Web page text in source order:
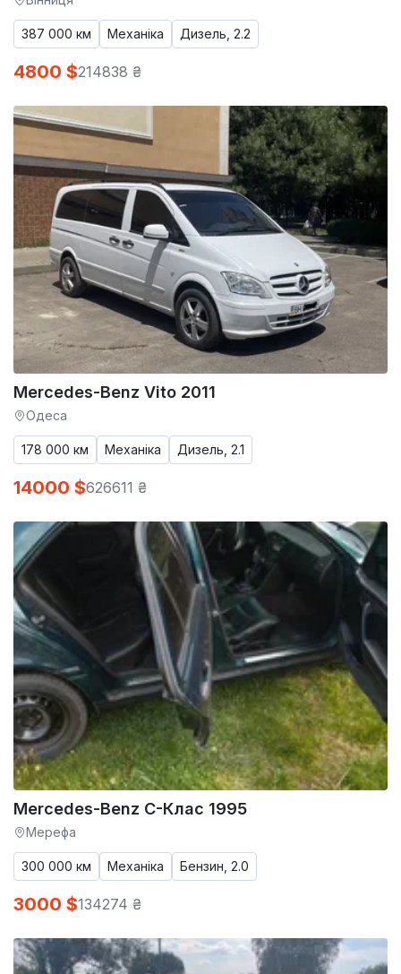
387 000 км Механіка Дизель, 2.2
4800 $214838 ₴
Mercedes-Benz Vito 2011
Одеса
178 000 км Механіка Дизель, 2.1
14000 $626611 ₴
Mercedes-Benz C-Клас 1995
Мерефа
300 000 км Механіка Бензин, 2.0
3000 $134274 ₴